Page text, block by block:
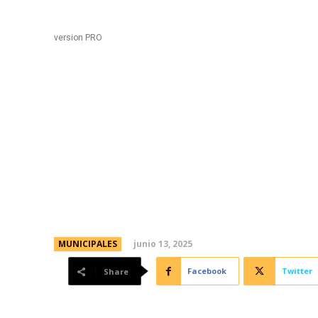
version PRO
MUNICIPALES junio 13, 2025
Share Facebook Twitter